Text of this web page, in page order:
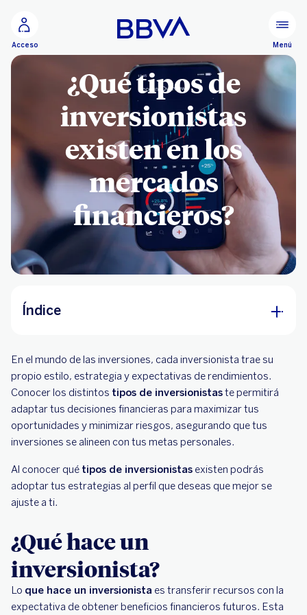
Acceso Menú
¿Qué tipos de
inversionistas
existen en los
mercados
financieros?
Índice
Tipos de inversionistas
Inversionista conservador
Inversionista moderado
Inversionista agresivo
¿Cómo elegir tu perfil de inversionista?
En el mundo de las inversiones, cada inversionista trae su
propio estilo, estrategia y expectativas de rendimientos.
Conocer los distintos tipos de inversionistaste permitirá
adaptar tus decisiones financieras para maximizar tus
oportunidades y minimizar riesgos, asegurando que tus
inversiones se alineen con tus metas personales.
Al conocer qué tipos de inversionistas existen podrás
adoptar tus estrategias al perfil que deseas que mejor se
ajuste a ti.
¿Qué hace un
inversionista?
Lo que hace un inversionista es transferir recursos con la
expectativa de obtener beneficios financieros futuros. Esta